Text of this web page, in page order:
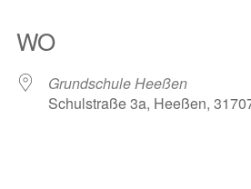
WO
Grundschule Heeßen
Schulstraße 3a, Heeßen,